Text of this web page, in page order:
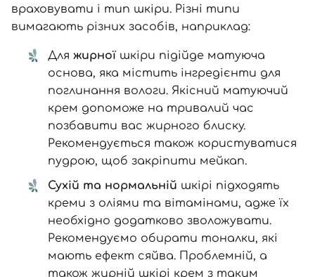
враховувати і тип шкіри. Різні типи
вимагають різних засобів, наприклад:
Для жирної шкіри підійде матуюча
основа, яка містить інгредієнти для
поглинання вологи. Якісний матуючий
крем допоможе на тривалий час
позбавити вас жирного блиску.
Рекомендується також користуватися
пудрою, щоб закріпити мейкап.
Сухій та нормальній шкірі підходять
креми з оліями та вітамінами, адже їх
необхідно додатково зволожувати.
Рекомендуємо обирати тоналки, які
мають ефект сяйва. Проблемній, а
також жирній шкірі крем з таким
Номер телефону
Відправляючи форму для авторизації/реєстрації ви
приймаєте умовиУгоди користувача
Далі